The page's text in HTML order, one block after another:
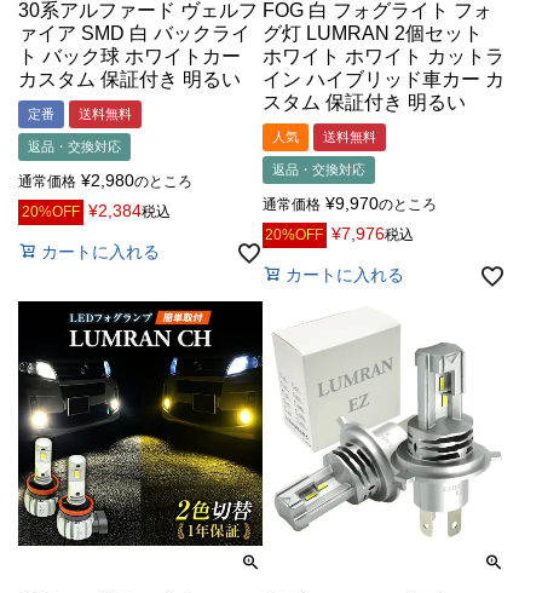
30系アルファード ヴェルフ
ァイア SMD 白 バックライ
ト バック球 ホワイトカー
カスタム 保証付き 明るい
定番 送料無料
返品・交換対応
通常価格 ¥2,980のところ
20%OFF ¥2,384税込
カートに入れる
FOG 白 フォグライト フォ
グ灯 LUMRAN 2個セット
ホワイト ホワイト カットラ
イン ハイブリッド車カー カ
スタム 保証付き 明るい
人気 送料無料
返品・交換対応
通常価格 ¥9,970のところ
20%OFF ¥7,976税込
カートに入れる